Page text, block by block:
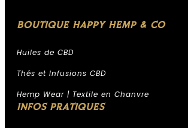
BOUTIQUE HAPPY HEMP & CO
Huiles de CBD
Thés et Infusions CBD
Hemp Wear | Textile en Chanvre
INFOS PRATIQUES